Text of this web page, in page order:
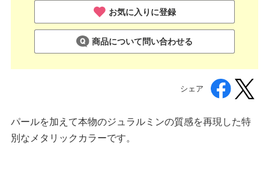
お気に入りに登録
商品について問い合わせる
シェア
パールを加えて本物のジュラルミンの質感を再現した特
別なメタリックカラーです。